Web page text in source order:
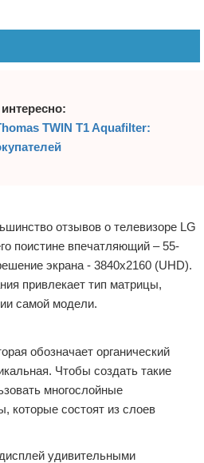
TWIN T1 Aquafilter:
отзывов о телевизоре LG
поистине впечатляющий – 55-
экрана - 3840x2160 (UHD).
привлекает тип матрицы,
самой модели.
обозначает органический
Чтобы создать такие
многослойные
которые состоят из слоев
удивительными